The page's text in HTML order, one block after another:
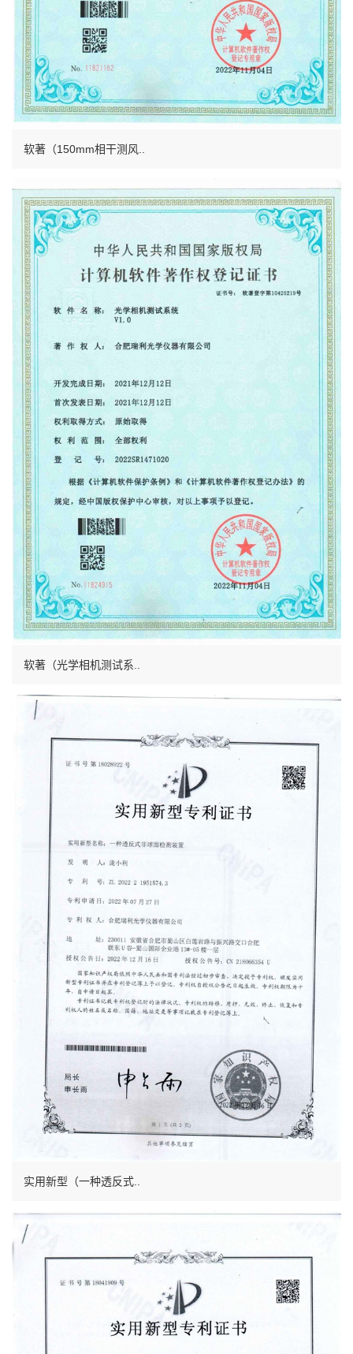
软著（150mm相干测风..
软著（光学相机测试系..
实用新型（一种透反式..